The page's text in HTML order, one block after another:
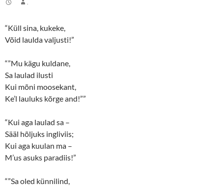
“Küll sina, kukeke,
Võid laulda valjusti!”
“”Mu kägu kuldane,
Sa laulad ilusti
Kui mõni moosekant,
Ke’l lauluks kõrge and!””
“Kui aga laulad sa –
Sääl hõljuks ingliviis;
Kui aga kuulan ma –
M’us asuks paradiis!”
“”Sa oled künnilind,